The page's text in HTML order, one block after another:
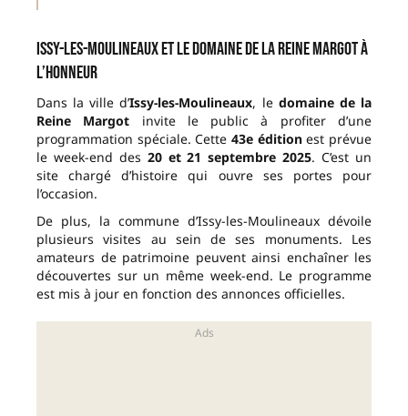
Issy-les-Moulineaux et le domaine de la Reine Margot à
l’honneur
Dans la ville d’Issy-les-Moulineaux, le domaine de la
Reine Margot invite le public à profiter d’une
programmation spéciale. Cette 43e éditionest prévue
le week-end des 20 et 21 septembre 2025. C’est un
site chargé d’histoire qui ouvre ses portes pour
l’occasion.
De plus, la commune d’Issy-les-Moulineaux dévoile
plusieurs visites au sein de ses monuments. Les
amateurs de patrimoine peuvent ainsi enchaîner les
découvertes sur un même week-end. Le programme
est mis à jour en fonction des annonces officielles.